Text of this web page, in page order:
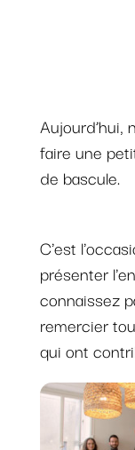
Aujourd’hui,
faire une
de bascule.
C'est
présenter
connaissez
remercier
qui ont